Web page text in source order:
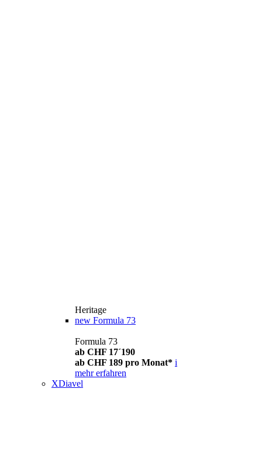
Heritage
new Formula 73
Formula 73
ab CHF 17´190
ab CHF 189 pro Monat* i
mehr erfahren
XDiavel